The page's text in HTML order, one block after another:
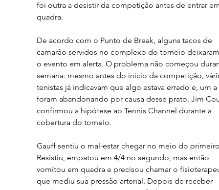
foi outra a desistir da competição antes de entrar
quadra.
De acordo com o Punto de Break, alguns tacos de
camarão servidos no complexo do torneio
o evento em alerta. O problema não começou
semana: mesmo antes do início da competição,
tenistas já indicavam que algo estava errado e, um
foram abandonando por causa desse prato. Jim
confirmou a hipótese ao Tennis Channel durante a
cobertura do torneio.
Gauff sentiu o mal-estar chegar no meio do
Resistiu, empatou em 4/4 no segundo, mas então
vomitou em quadra e precisou chamar o
que mediu sua pressão arterial. Depois de receber